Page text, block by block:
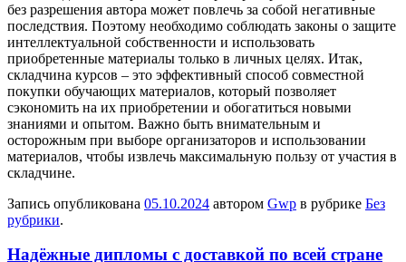
без разрешения автора может повлечь за собой негативные
последствия. Поэтому необходимо соблюдать законы о защите
интеллектуальной собственности и использовать
приобретенные материалы только в личных целях. Итак,
складчина курсов – это эффективный способ совместной
покупки обучающих материалов, который позволяет
сэкономить на их приобретении и обогатиться новыми
знаниями и опытом. Важно быть внимательным и
осторожным при выборе организаторов и использовании
материалов, чтобы извлечь максимальную пользу от участия в
складчине.
Запись опубликована 05.10.2024 автором Gwp в рубрике Без
рубрики.
Надёжные дипломы с доставкой по всей стране